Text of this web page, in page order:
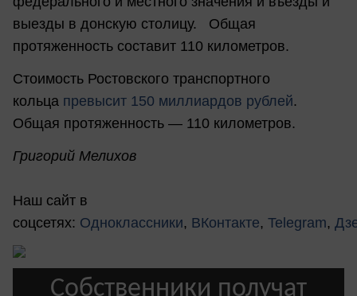
выезды в донскую столицу. Общая
протяженность составит 110 километров.
Стоимость Ростовского транспортного
кольца превысит 150 миллиардов рублей.
Общая протяженность — 110 километров.
Григорий Мелихов
Наш сайт в
соцсетях: Одноклассники, ВКонтакте, Telegram,